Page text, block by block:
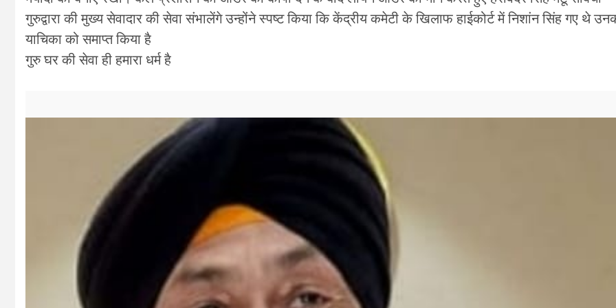
गुरुद्वारा की मुख्य सेवादार की सेवा संभालेंगे उन्होंने स्पष्ट किया कि केंद्रीय कमेटी के खिलाफ हाईकोर्ट में निशांन सिंह गए थे
याचिका को समाप्त किया है
गुरु घर की सेवा ही हमारा धर्म है